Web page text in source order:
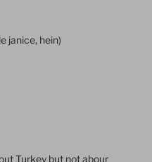
janice, hein)
Turkey but not abour